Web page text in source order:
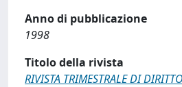
Anno di pubblicazione
1998
Titolo della rivista
RIVISTA TRIMESTRALE DI